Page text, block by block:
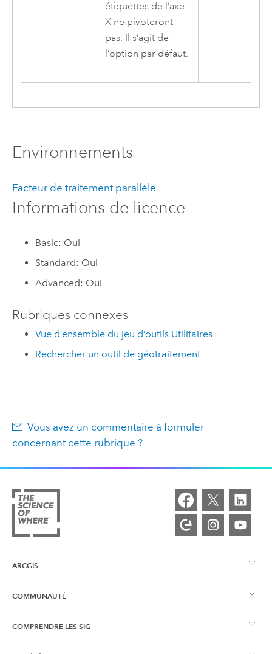
étiquettes de l’axe
X ne pivoteront
pas. Il s’agit de
l’option par défaut.
Environnements
Facteur de traitement parallèle
Informations de licence
Basic: Oui
Standard: Oui
Advanced: Oui
Rubriques connexes
Vue d’ensemble du jeu d’outils Utilitaires
Rechercher un outil de géotraitement
Vous avez un commentaire à formuler
concernant cette rubrique ?
ARCGIS
Vue d’ensemble d’ArcGIS
Cartographie
COMMUNAUTÉ
Esri Community
COMPRENDRE LES SIG